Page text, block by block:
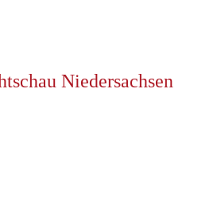
Niedersachsen